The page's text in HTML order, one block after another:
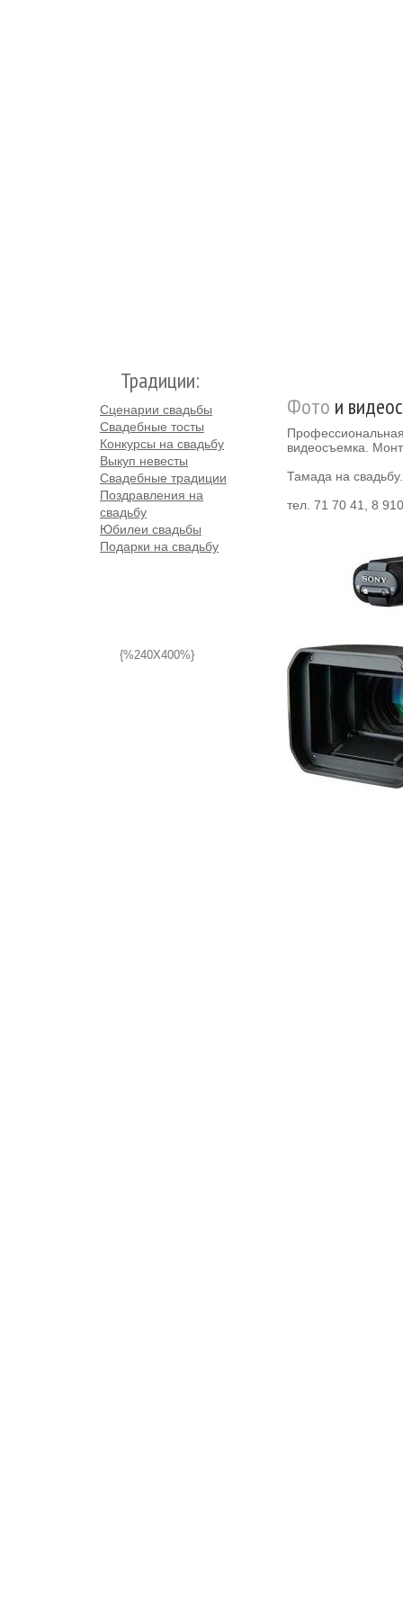
Традиции:
Сценарии свадьбы
Свадебные тосты
Конкурсы на свадьбу
Выкуп невесты
Свадебные традиции
Поздравления на
свадьбу
Юбилеи свадьбы
Подарки на свадьбу
{%240X400%}
Фото и
видеосъемка.
Тамада на свадьбу.
тел. 71 70 41, 8